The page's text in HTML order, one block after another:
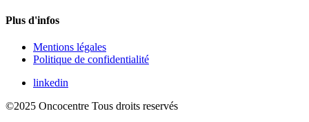
Plus d'infos
Mentions légales
Politique de confidentialité
linkedin
©2025 Oncocentre Tous droits reservés